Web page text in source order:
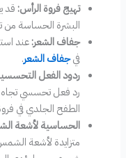
تهيج فروة الرأس: قد
البشرة الحساسة من
جفاف الشعر:عند
فيجفاف الشعر.
ردود الفعل
رد فعل تحسسي تجاه
الطفح الجلدي في
الحساسية لأشعة
متزايدة لأشعة